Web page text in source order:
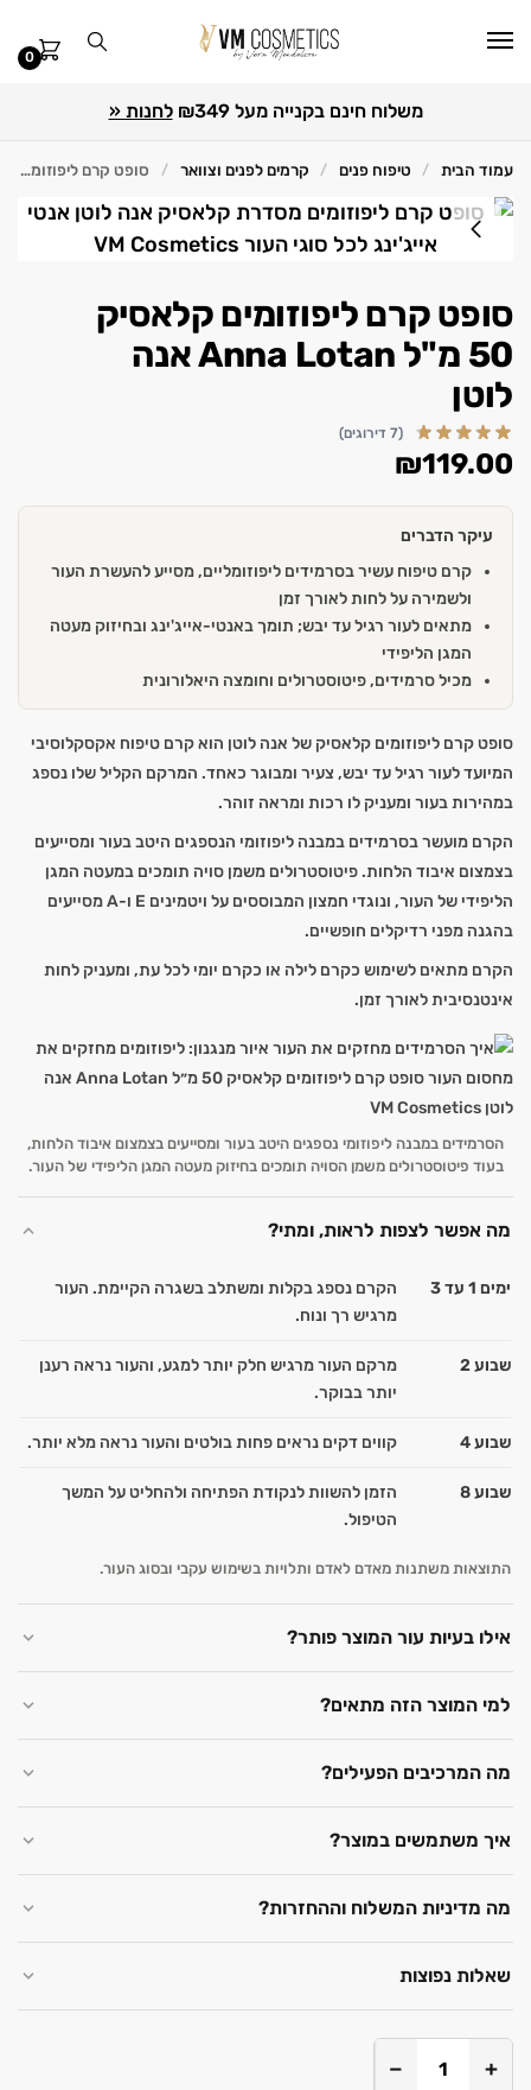
0
משלוח חינם בקנייה מעל ₪349 לחנות «
עמוד הבית / טיפוח פנים / קרמים לפנים וצוואר / סופט קרם ליפוזומים קלאסיק 50 מ"ל Anna Lotan אנה לוטן
סופט קרם ליפוזומים קלאסיק
50 מ"ל Anna Lotan אנה
לוטן
(7 דירוגים)
₪119.00
עיקר הדברים
קרם טיפוח עשיר בסרמידים ליפוזומליים, מסייע להעשרת העור
ולשמירה על לחות לאורך זמן
מתאים לעור רגיל עד יבש; תומך באנטי-אייג'ינג ובחיזוק מעטה
המגן הליפידי
מכיל סרמידים, פיטוסטרולים וחומצה היאלורונית
סופט קרם ליפוזומים קלאסיק של אנה לוטן הוא קרם טיפוח אקסקלוסיבי
המיועד לעור רגיל עד יבש, צעיר ומבוגר כאחד. המרקם הקליל שלו נספג
במהירות בעור ומעניק לו רכות ומראה זוהר.
הקרם מועשר בסרמידים במבנה ליפוזומי הנספגים היטב בעור ומסייעים
בצמצום איבוד הלחות. פיטוסטרולים משמן סויה תומכים במעטה המגן
הליפידי של העור, ונוגדי חמצון המבוססים על ויטמינים E ו-A מסייעים
בהגנה מפני רדיקלים חופשיים.
הקרם מתאים לשימוש כקרם לילה או כקרם יומי לכל עת, ומעניק לחות
אינטנסיבית לאורך זמן.
הסרמידים במבנה ליפוזומי נספגים היטב בעור ומסייעים בצמצום איבוד הלחות,
בעוד פיטוסטרולים משמן הסויה תומכים בחיזוק מעטה המגן הליפידי של העור.
מה אפשר לצפות לראות, ומתי?
ימים 1 עד 3
הקרם נספג בקלות ומשתלב בשגרה הקיימת. העור
מרגיש רך ונוח.
שבוע 2
מרקם העור מרגיש חלק יותר למגע, והעור נראה רענן
יותר בבוקר.
שבוע 4 קווים דקים נראים פחות בולטים והעור נראה מלא יותר.
שבוע 8
הזמן להשוות לנקודת הפתיחה ולהחליט על המשך
הטיפול.
התוצאות משתנות מאדם לאדם ותלויות בשימוש עקבי ובסוג העור.
אילו בעיות עור המוצר פותר?
למי המוצר הזה מתאים?
מה המרכיבים הפעילים?
איך משתמשים במוצר?
מה מדיניות המשלוח וההחזרות?
שאלות נפוצות
+
−